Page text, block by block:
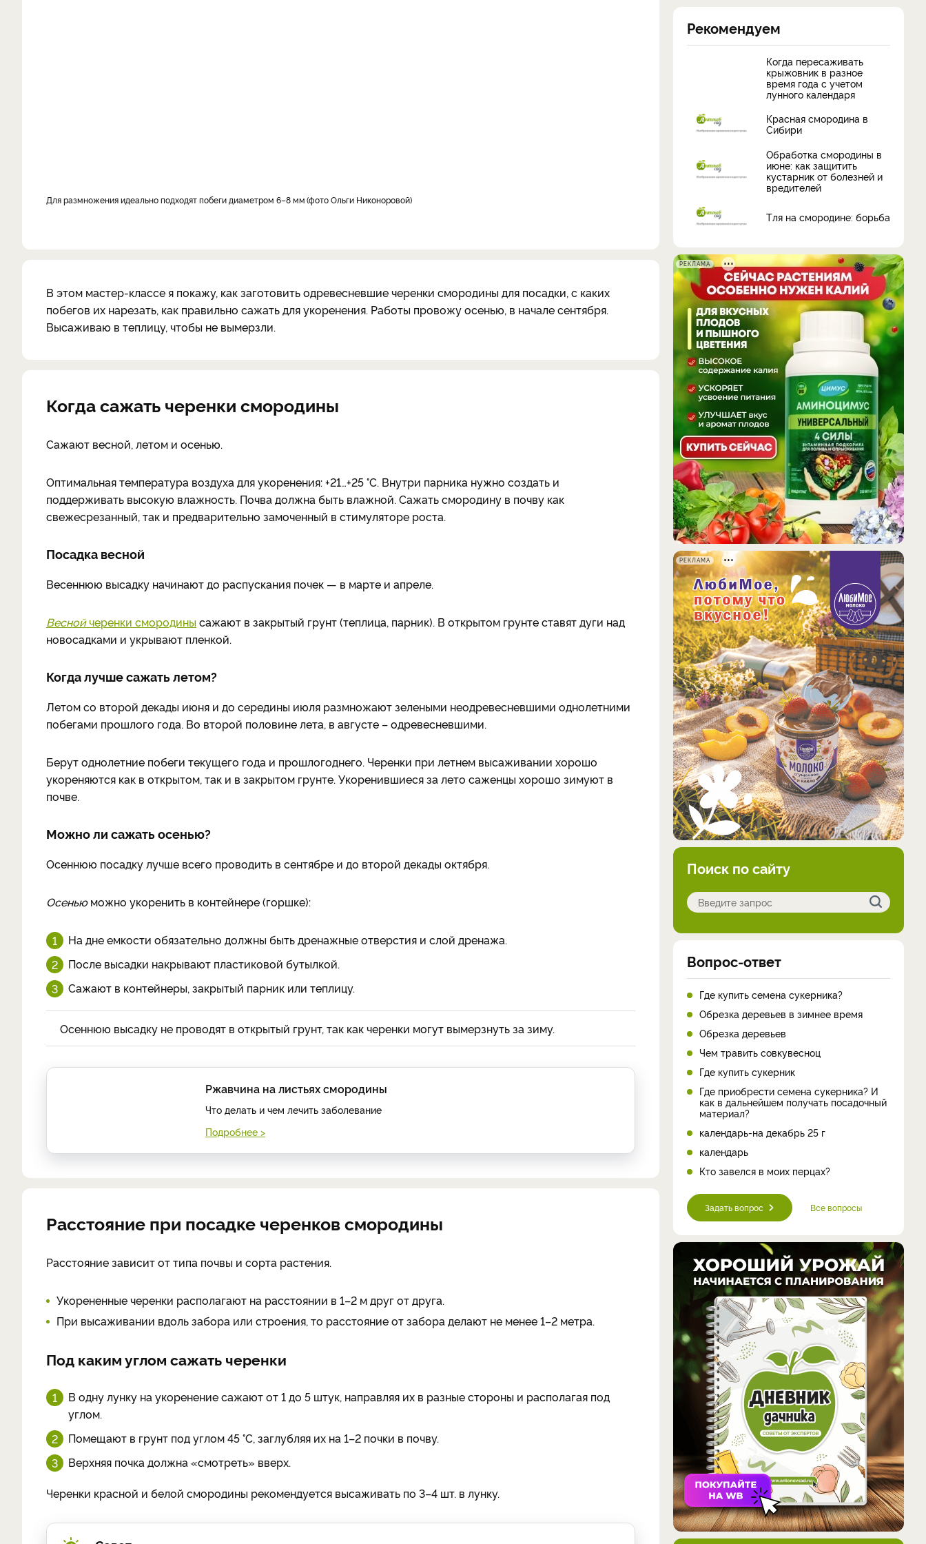
Для размножения идеально подходят побеги диаметром 6–8 мм фото Ольги Никоноровой
В этом мастер-классе я покажу, как заготовить одревесневшие черенки смородины для посадки, с каких
побегов их нарезать, как правильно сажать для укоренения. Работы провожу осенью, в начале сентября.
Высаживаю в теплицу, чтобы не вымерзли.
Когда сажать черенки смородины
Сажают весной, летом и осенью.
Оптимальная температура воздуха для укоренения: +21…+25 °С. Внутри парника нужно создать и
поддерживать высокую влажность. Почва должна быть влажной. Сажать смородину в почву как
свежесрезанный, так и предварительно замоченный в стимуляторе роста.
Посадка весной
Весеннюю высадку начинают до распускания почек — в марте и апреле.
Веснойчеренки смородины сажают в закрытый грунт (теплица, парник). В открытом грунте ставят дуги над
новосадками и укрывают пленкой.
Когда лучше сажать летом?
Летом со второй декады июня и до середины июля размножают зелеными неодревесневшими однолетними
побегами прошлого года. Во второй половине лета, в августе – одревесневшими.
Берут однолетние побеги текущего года и прошлогоднего. Черенки при летнем высаживании хорошо
укореняются как в открытом, так и в закрытом грунте. Укоренившиеся за лето саженцы хорошо зимуют в
почве.
Можно ли сажать осенью?
Осеннюю посадку лучше всего проводить в сентябре и до второй декады октября.
Осеньюможно укоренить в контейнере (горшке):
На дне емкости обязательно должны быть дренажные отверстия и слой дренажа.
После высадки накрывают пластиковой бутылкой.
Сажают в контейнеры, закрытый парник или теплицу.
Осеннюю высадку не проводят в открытый грунт, так как черенки могут вымерзнуть за зиму.
Ржавчина на листьях смородины
Что делать и чем лечить заболевание
Подробнее >
Расстояние при посадке черенков смородины
Расстояние зависит от типа почвы и сорта растения.
Укорененные черенки располагают на расстоянии в 1–2 м друг от друга.
При высаживании вдоль забора или строения, то расстояние от забора делают не менее 1–2 метра.
Под каким углом сажать черенки
В одну лунку на укоренение сажают от 1 до 5 штук, направляя их в разные стороны и располагая под
углом.
Помещают в грунт под углом 45 °C, заглубляя их на 1–2 почки в почву.
Верхняя почка должна «смотреть» вверх.
Черенки красной и белой смородины рекомендуется высаживать по 3–4 шт. в лунку.
Рекомендуем
Когда пересаживать
крыжовник в разное
время года с учетом
лунного календаря
Красная смородина в
Сибири
Обработка смородины в
июне: как защитить
кустарник от болезней и
вредителей
Тля на смородине: борьба
РЕКЛАМА
РЕКЛАМА
Поиск по сайту
Вопрос-ответ
Где купить семена сукерника?
Обрезка деревьев в зимнее время
Обрезка деревьев
Чем травить совкувесноц
Где купить сукерник
Где приобрести семена сукерника? И
как в дальнейшем получать посадочный
материал?
календарь-на декабрь 25 г
календарь
Кто завелся в моих перцах?
Задать вопрос Все вопросы